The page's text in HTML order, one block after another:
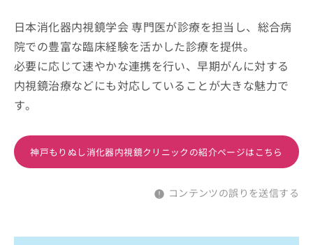
日本消化器内視鏡学会 専門医が診療を担当し、総合病
院での豊富な臨床経験を活かした診療を提供。
必要に応じて速やかな連携を行い、早期がんに対する
内視鏡治療などにも対応していることが大きな魅力で
す。
神戸もりぬし消化器内視鏡クリニックの紹介ページはこちら
コンテンツの誤りを送信する